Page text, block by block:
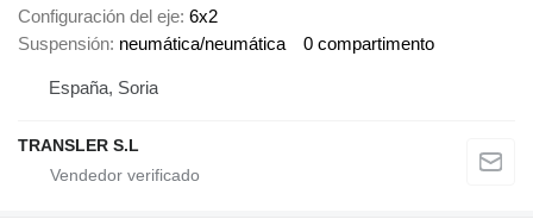
Configuración del eje 6x2
Suspensión neumática/neumática 0 compartimento
España, Soria
TRANSLER S.L